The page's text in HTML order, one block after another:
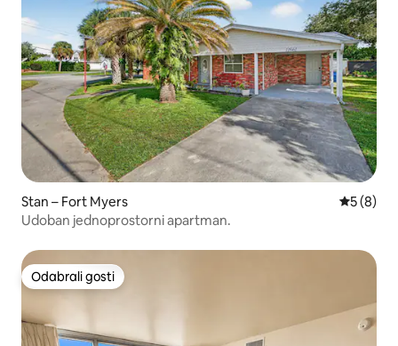
Stan – Fort Myers
5 (8)
Udoban jednoprostorni apartman.
Odabrali gosti
Odabrali gosti